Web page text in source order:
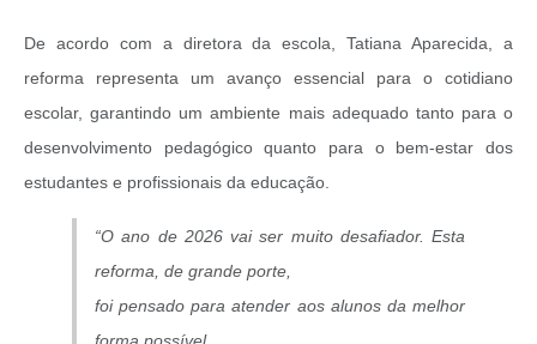
De acordo com a diretora da escola, Tatiana Aparecida, a
reforma representa um avanço essencial para o cotidiano
escolar, garantindo um ambiente mais adequado tanto para o
desenvolvimento pedagógico quanto para o bem-estar dos
estudantes e profissionais da educação.
“O ano de 2026 vai ser muito desafiador. Esta
reforma, de grande porte,
foi pensado para atender aos alunos da melhor
forma possível.